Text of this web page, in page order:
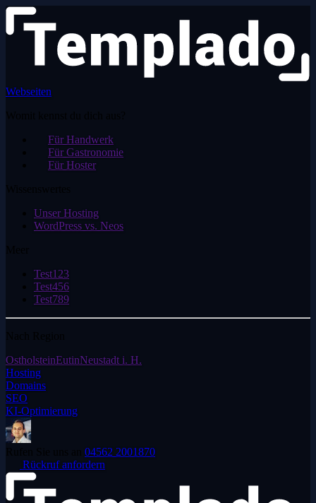
Webseiten
Für Handwerk
Für Gastronomie
Für Hoster
Unser Hosting
WordPress vs. Neos
Test123
Test456
Test789
OstholsteinEutinNeustadt i. H.
Hosting
Domains
SEO
KI-Optimierung
04562 2001870
Rückruf anfordern